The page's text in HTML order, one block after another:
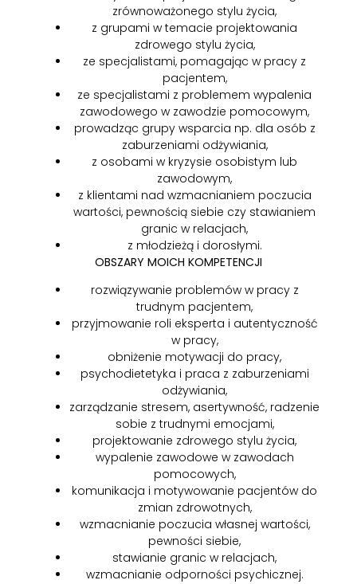
zrównoważonego stylu życia,
z grupami w temacie projektowania
zdrowego stylu życia,
ze specjalistami, pomagając w pracy z
pacjentem,
ze specjalistami z problemem wypalenia
zawodowego w zawodzie pomocowym,
prowadząc grupy wsparcia np. dla osób z
zaburzeniami odżywiania,
z osobami w kryzysie osobistym lub
zawodowym,
z klientami nad wzmacnianiem poczucia
wartości, pewnością siebie czy stawianiem
granic w relacjach,
z młodzieżą i dorosłymi.
OBSZARY MOICH KOMPETENCJI
rozwiązywanie problemów w pracy z
trudnym pacjentem,
przyjmowanie roli eksperta i autentyczność
w pracy,
obniżenie motywacji do pracy,
psychodietetyka i praca z zaburzeniami
odżywiania,
zarządzanie stresem, asertywność, radzenie
sobie z trudnymi emocjami,
projektowanie zdrowego stylu życia,
wypalenie zawodowe w zawodach
pomocowych,
komunikacja i motywowanie pacjentów do
zmian zdrowotnych,
wzmacnianie poczucia własnej wartości,
pewności siebie,
stawianie granic w relacjach,
wzmacnianie odporności psychicznej.